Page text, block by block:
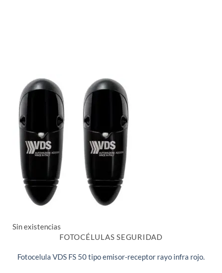
Sin existencias
FOTOCÉLULAS SEGURIDAD
Fotocelula VDS FS 50 tipo emisor-receptor rayo infra rojo.